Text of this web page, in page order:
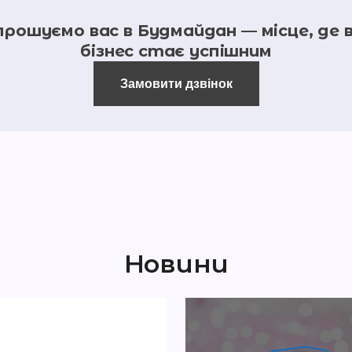
вас в Будмайдан — місце, де
бізнес стає успішним
Замовити дзвінок
Новини